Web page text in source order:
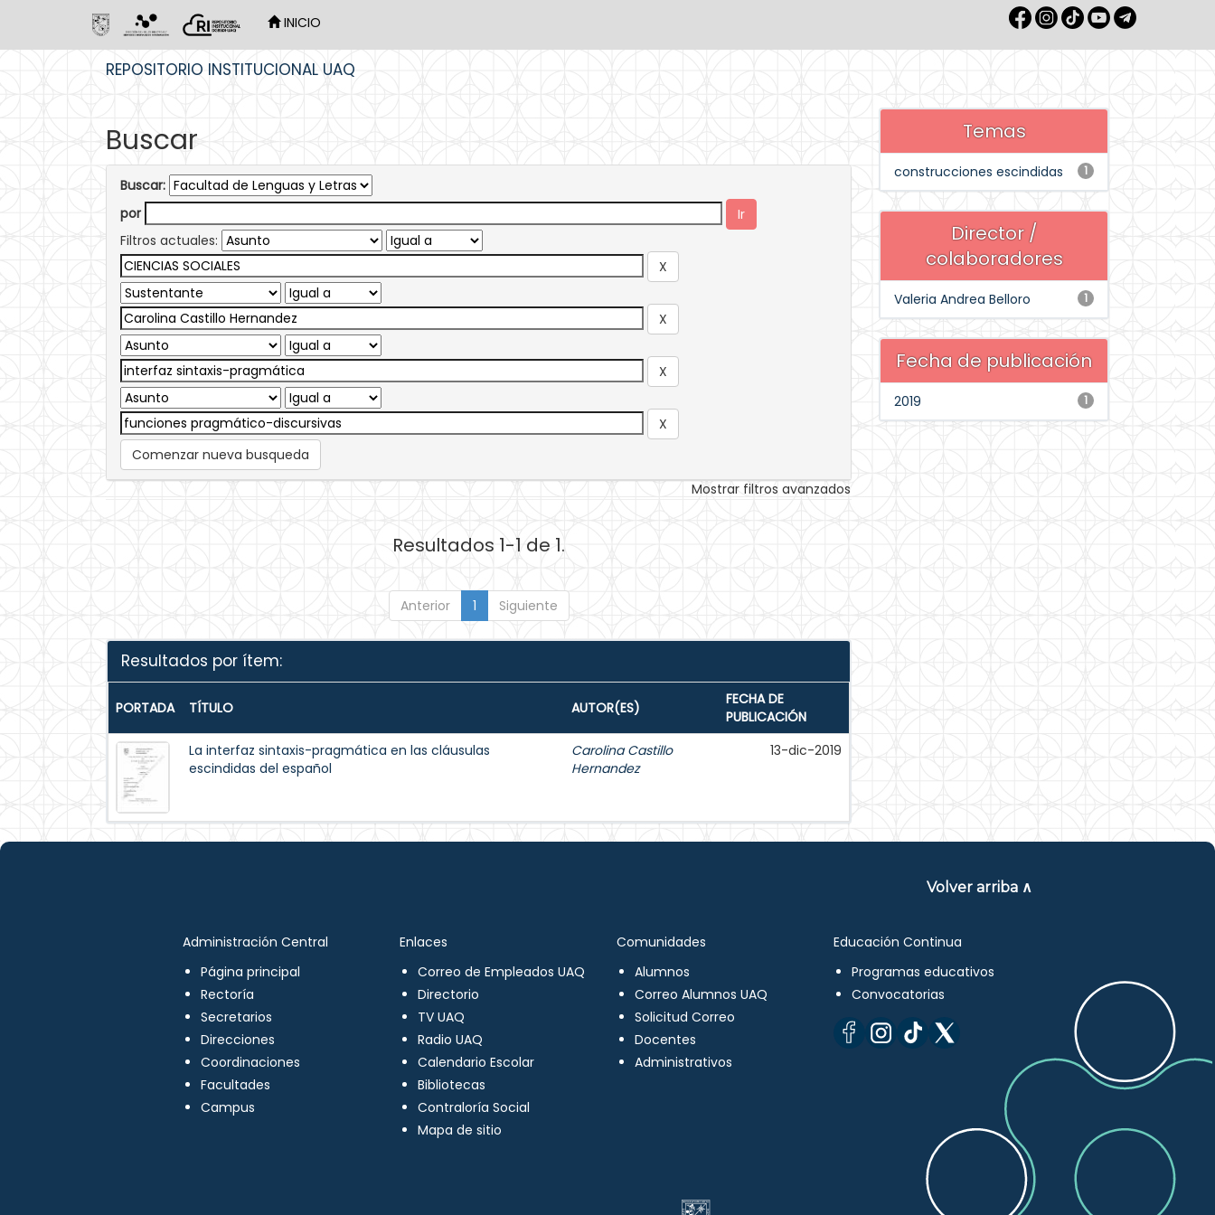
INICIO
REPOSITORIO INSTITUCIONAL UAQ
Buscar
Buscar:
por
Filtros actuales:
Comenzar nueva busqueda
Mostrar filtros avanzados
Resultados 1-1 de 1.
Anterior 1 Siguiente
Resultados por ítem:
PORTADA TÍTULO AUTOR(ES)
FECHA DE
PUBLICACIÓN
La interfaz sintaxis-pragmática en las cláusulas
escindidas del español
Carolina Castillo
Hernandez
13-dic-2019
Temas
1
construcciones escindidas
Director /
colaboradores
1
Valeria Andrea Belloro
Fecha de publicación
1
2019
Volver arriba ∧
Administración Central
Página principal
Rectoría
Secretarios
Direcciones
Coordinaciones
Facultades
Campus
Enlaces
Correo de Empleados UAQ
Directorio
TV UAQ
Radio UAQ
Calendario Escolar
Bibliotecas
Contraloría Social
Mapa de sitio
Comunidades
Alumnos
Correo Alumnos UAQ
Solicitud Correo
Docentes
Administrativos
Educación Continua
Programas educativos
Convocatorias